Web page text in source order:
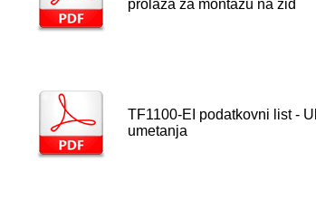
prolaza za montažu na zid
TF1100-EI podatkovni list -
umetanja